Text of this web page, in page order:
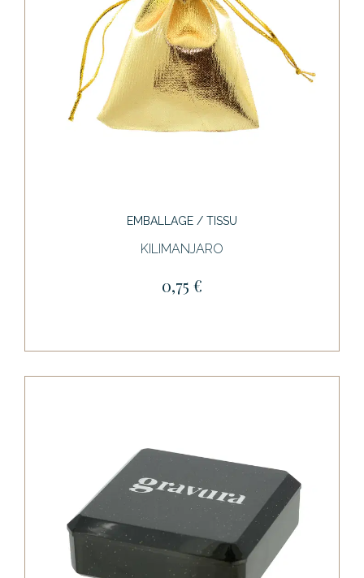
EMBALLAGE / TISSU
KILIMANJARO
0,75 €